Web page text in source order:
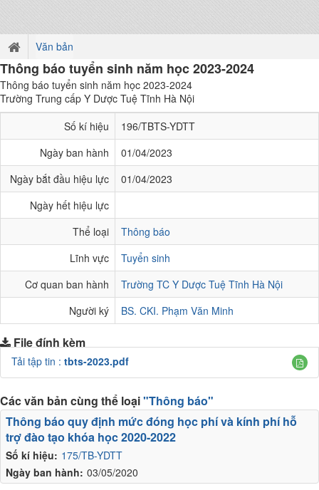
Văn bản
Thông báo tuyển sinh năm học 2023-2024
Thông báo tuyển sinh năm học 2023-2024
Trường Trung cấp Y Dược Tuệ Tĩnh Hà Nội
Số kí hiệu
196/TBTS-YDTT
Ngày ban hành
01/04/2023
Ngày bắt đầu hiệu lực
01/04/2023
Ngày hết hiệu lực
Thể loại
Thông báo
Lĩnh vực
Tuyển sinh
Cơ quan ban hành
Trường TC Y Dược Tuệ Tĩnh Hà Nội
Người ký
BS. CKI. Phạm Văn Minh
File đính kèm
Tải tập tin : tbts-2023.pdf
Các văn bản cùng thể loại"Thông báo"
Số kí hiệu: 175/TB-YDTT
Ngày ban hành: 03/05/2020
Thông báo quy định mức đóng học phí và kính phí hỗ
trợ đào tạo khóa học 2020-2022